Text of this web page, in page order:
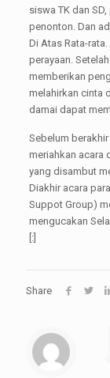
siswa TK dan
penonton. Dan
Di Atas Rata-
perayaan.
memberikan
melahirkan cinta
damai dapat
Sebelum berakhir
meriahkan acara
yang disambut
Diakhir acara
Suppot Group)
mengucakan
[:]
Share